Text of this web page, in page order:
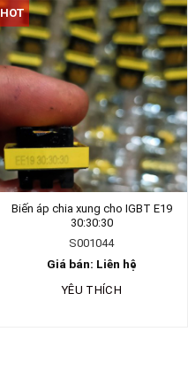
HOT
Biến áp chia xung cho IGBT E19
30:30:30
S001044
Giá bán: Liên hệ
YÊU THÍCH